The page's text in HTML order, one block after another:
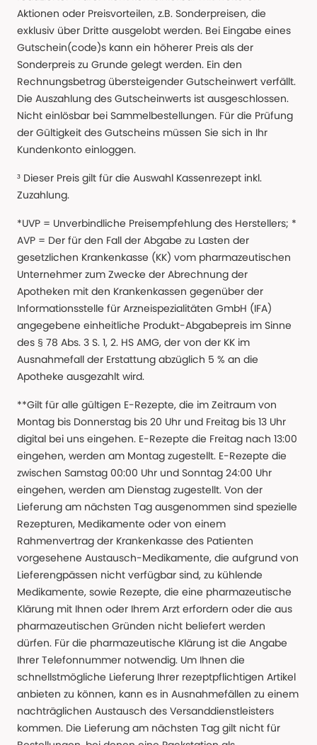
Aktionen oder Preisvorteilen, z.B. Sonderpreisen, die
exklusiv über Dritte ausgelobt werden. Bei Eingabe eines
Gutschein(code)s kann ein höherer Preis als der
Sonderpreis zu Grunde gelegt werden. Ein den
Rechnungsbetrag übersteigender Gutscheinwert verfällt.
Die Auszahlung des Gutscheinwerts ist ausgeschlossen.
Nicht einlösbar bei Sammelbestellungen. Für die Prüfung
der Gültigkeit des Gutscheins müssen Sie sich in Ihr
Kundenkonto einloggen.
³ Dieser Preis gilt für die Auswahl Kassenrezept inkl.
Zuzahlung.
*UVP = Unverbindliche Preisempfehlung des Herstellers; *
AVP = Der für den Fall der Abgabe zu Lasten der
gesetzlichen Krankenkasse (KK) vom pharmazeutischen
Unternehmer zum Zwecke der Abrechnung der
Apotheken mit den Krankenkassen gegenüber der
Informationsstelle für Arzneispezialitäten GmbH (IFA)
angegebene einheitliche Produkt-Abgabepreis im Sinne
des § 78 Abs. 3 S. 1, 2. HS AMG, der von der KK im
Ausnahmefall der Erstattung abzüglich 5 % an die
Apotheke ausgezahlt wird.
**Gilt für alle gültigen E-Rezepte, die im Zeitraum von
Montag bis Donnerstag bis 20 Uhr und Freitag bis 13 Uhr
digital bei uns eingehen. E-Rezepte die Freitag nach 13:00
eingehen, werden am Montag zugestellt. E-Rezepte die
zwischen Samstag 00:00 Uhr und Sonntag 24:00 Uhr
eingehen, werden am Dienstag zugestellt. Von der
Lieferung am nächsten Tag ausgenommen sind spezielle
Rezepturen, Medikamente oder von einem
Rahmenvertrag der Krankenkasse des Patienten
vorgesehene Austausch-Medikamente, die aufgrund von
Lieferengpässen nicht verfügbar sind, zu kühlende
Medikamente, sowie Rezepte, die eine pharmazeutische
Klärung mit Ihnen oder Ihrem Arzt erfordern oder die aus
pharmazeutischen Gründen nicht beliefert werden
dürfen. Für die pharmazeutische Klärung ist die Angabe
Ihrer Telefonnummer notwendig. Um Ihnen die
schnellstmögliche Lieferung Ihrer rezeptpflichtigen Artikel
anbieten zu können, kann es in Ausnahmefällen zu einem
nachträglichen Austausch des Versanddienstleisters
kommen. Die Lieferung am nächsten Tag gilt nicht für